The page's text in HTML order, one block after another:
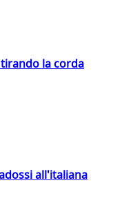
la corda
all'italiana